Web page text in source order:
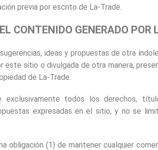
previa por escrito de La-Trade.
CONTENIDO GENERADO POR
ideas y propuestas de otra
este sitio o divulgada de otra manera,
de La-Trade.
exclusivamente todos los derechos,
expresadas en el sitio, y no se
obligación (1) de mantener cualquier